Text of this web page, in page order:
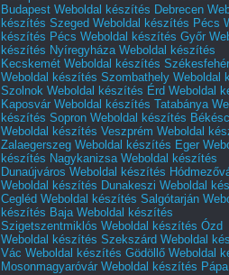
Budapest Weboldal készítés Debrecen
készítés Szeged Weboldal készítés Pécs
készítés Pécs Weboldal készítés Győr
készítés Nyíregyháza Weboldal készítés
Kecskemét Weboldal készítés
Weboldal készítés Szombathely Weboldal
Szolnok Weboldal készítés Érd Weboldal
Kaposvár Weboldal készítés Tatabánya
készítés Sopron Weboldal készítés
Weboldal készítés Veszprém Weboldal
Zalaegerszeg Weboldal készítés Eger
készítés Nagykanizsa Weboldal készítés
Dunaújváros Weboldal készítés
Weboldal készítés Dunakeszi Weboldal
Cegléd Weboldal készítés Salgótarján
készítés Baja Weboldal készítés
Szigetszentmiklós Weboldal készítés Ózd
Weboldal készítés Szekszárd Weboldal
Vác Weboldal készítés Gödöllő Weboldal
Mosonmagyaróvár Weboldal készítés Pápa